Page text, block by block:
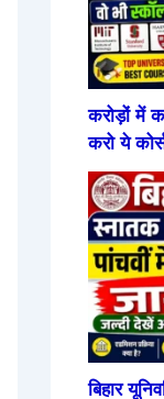
करोड़ों में
करो ये
बिहार